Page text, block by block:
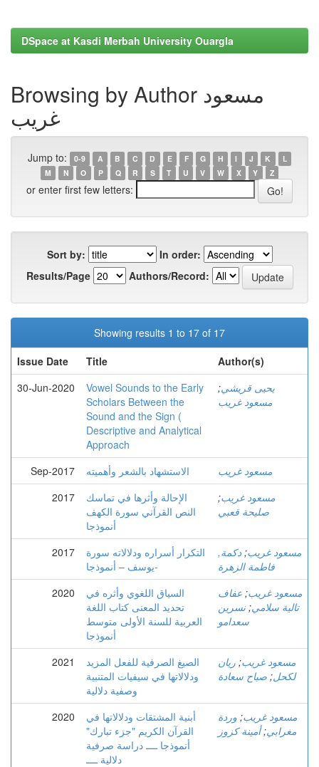
DSpace at Kasdi Merbah University Ouargla
Browsing by Author مسعود
غريب
Jump to: 0-9 A B C D E F G H I J K
L
M
N O P Q R S T U V W X Y Z
or enter first few letters:
Sort by:
In order:
Results/Page
Authors/Record:
Showing results 1 to 17 of 17
Issue Date
Title
Author(s)
30-Jun-2020
Vowel Sounds to the Early
Scholars Between the
Sound and the Sign (
Descriptive and Analytical
Approach
يحيى قريشي;
مسعود غريب
Sep-2017 الاستشهاد بالشعر وأهميته
مسعود غريب
2017
الإحالة وأثرها في تماسك
النص القرآني سورة الكهف
أنموذجا
مسعود غريب;
صليحة قعبي
2017
التكرار أسراره ودلالاته سورة
يوسف – أنموذجا-
مسعود غريب; دكمة,
فاطمة الزهرة
2020
السياق اللغوي وأثره في
تحديد المعنى كتاب اللغة
العربية للسنة الأولى متوسط
أنموذجا
مسعود غريب; عفاف
تالية سلامي;نسرين
سعدامو
2021
الصيغ الصرفية للفعل المزيد
ودلالاتها في سيفيات المتنبية
وصفية دلالية
مسعود غريب; ريان
لكحل; صباح سعادة
2020
أبنية المشتقات ودلالاتها في
القرآن الكريم "جزء تبارك"
أنموذجا ــــ دراسة صرفية
دلالية ــــ
مسعود غريب; وردة
مغرابي;أمينة كزوز